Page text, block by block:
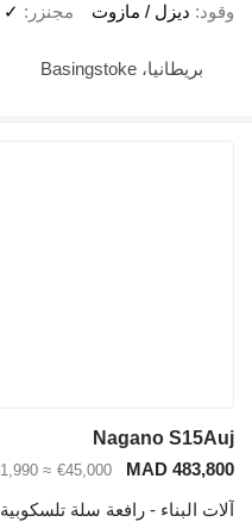
وقود ديزل / مازوت مجنزر ✓
بريطانيا، Basingstoke
Nagano S15Auj
MAD 483,800
€45,000
≈ $51,990
آلات البناء - رافعة سلة تلسكوبية